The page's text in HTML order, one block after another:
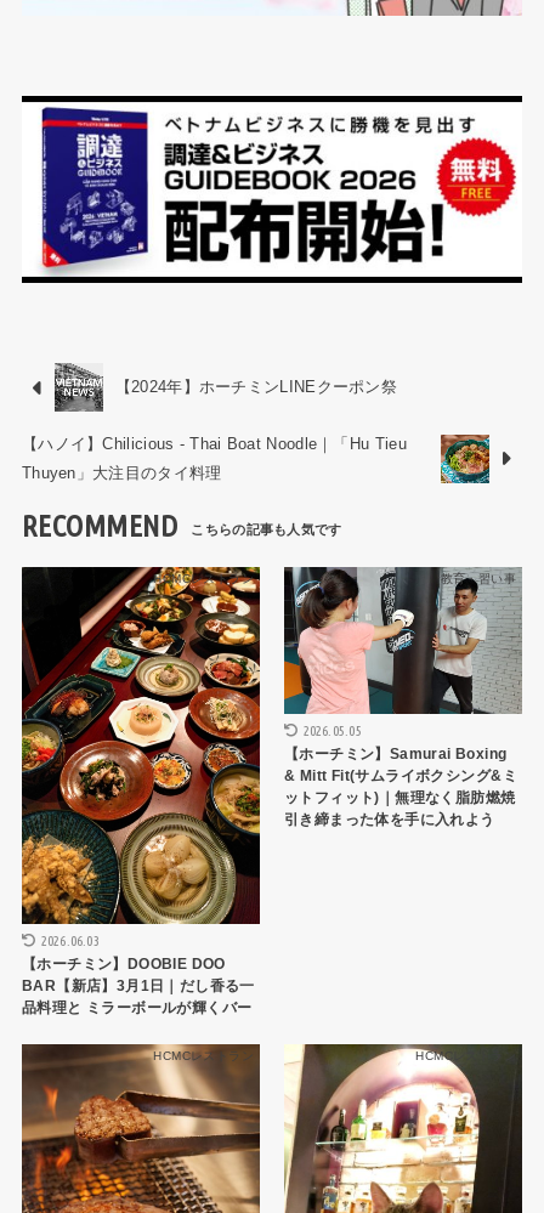
【2024年】ホーチミンLINEクーポン祭
【ハノイ】Chilicious - Thai Boat Noodle｜「Hu Tieu
Thuyen」大注目のタイ料理
RECOMMEND
HCMCレストラン
2026.06.03
【ホーチミン】DOOBIE DOO
BAR【新店】3月1日｜だし香る一
品料理と ミラーボールが輝くバー
教育・習い事
2026.05.05
【ホーチミン】Samurai Boxing
& Mitt Fit(サムライボクシング&ミ
ットフィット)｜無理なく脂肪燃焼
引き締まった体を手に入れよう
HCMCレストラン HCMCレストラン